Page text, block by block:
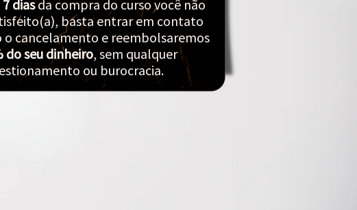
7 diasda compra do curso você não
basta entrar em contato
cancelamento e reembolsaremos
do seu dinheiro, sem qualquer
ou burocracia.